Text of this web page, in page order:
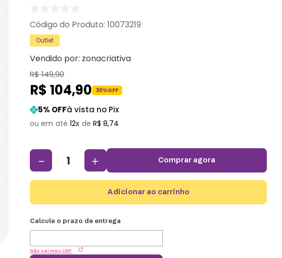
:10073219
Outlet
Vendido por: zonacriativa
R$149,90
R$ 104,90 30%OFF
5% OFFà vista no Pix
12 R$ 8,74
＋
－ comprar agora
adicionar ao carrinho
Não sei meu CEP